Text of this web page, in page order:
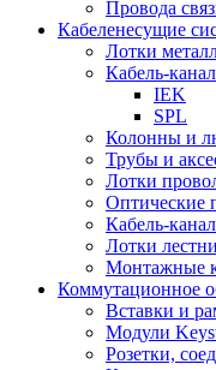
Провода
Кабеленесущие
Лотки
Кабель-канал
IEK
SPL
Колонны и
Трубы и
Лотки
Оптические
Кабель-
Лотки
Монтажные
Коммутационное
Вставки и
Модули
Розетки,